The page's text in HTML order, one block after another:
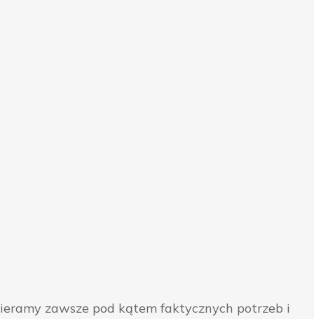
zawsze pod kątem faktycznych potrzeb i